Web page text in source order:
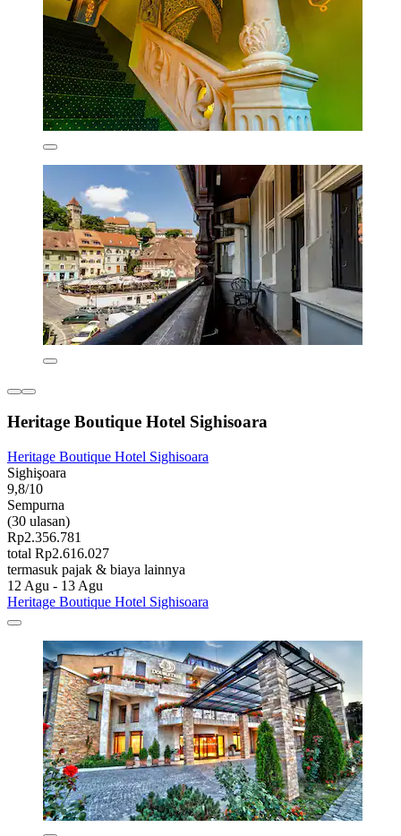
Heritage Boutique Hotel Sighisoara
Heritage Boutique Hotel Sighisoara
Sighişoara
9,8/10
Sempurna
(30 ulasan)
Rp2.356.781
total Rp2.616.027
termasuk pajak & biaya lainnya
12 Agu - 13 Agu
Heritage Boutique Hotel Sighisoara